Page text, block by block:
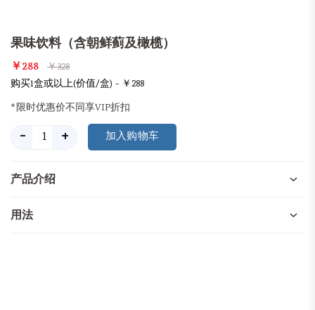
果味饮料（含朝鲜蓟及橄榄）
￥288 ￥328
购买1盒或以上(价值/盒) - ￥288
*限时优惠价不同享VIP折扣
- +
产品介绍
用法